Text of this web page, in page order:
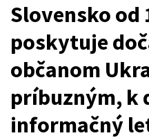
Slovensko od
poskytuje
občanom
príbuzným, k
informačný